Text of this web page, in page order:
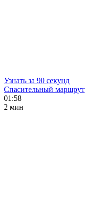
Узнать за 90 секунд
Спасительный маршрут
01:58
2 мин